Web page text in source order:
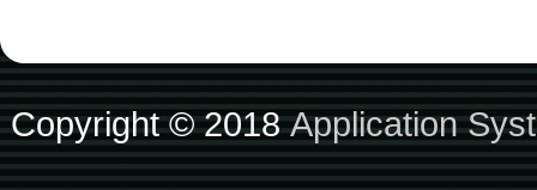
Copyright © 2018Application